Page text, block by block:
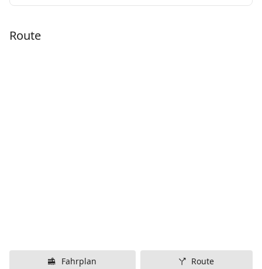
Route
Fahrplan Route